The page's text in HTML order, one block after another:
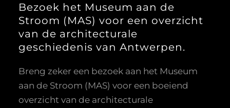
Bezoek het Museum aan de
Stroom (MAS) voor een overzicht
van de architecturale
geschiedenis van Antwerpen.
Breng zeker een bezoek aan het Museum
aan de Stroom (MAS) voor een boeiend
overzicht van de architecturale